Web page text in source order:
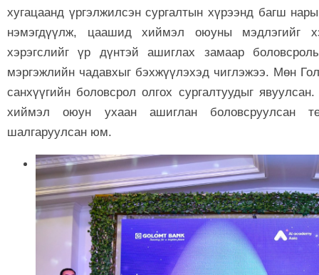
хугацаанд үргэлжилсэн сургалтын хүрээнд багш
нэмэгдүүлж, цаашид хиймэл оюуны мэдлэгийг
хэрэгслийг үр дүнтэй ашиглах замаар
мэргэжлийн чадавхыг бэхжүүлэхэд чиглэжээ. Мөн
санхүүгийн боловсрол олгох сургалтуудыг
хиймэл оюун ухаан ашиглан боловсруулсан
шалгаруулсан юм.